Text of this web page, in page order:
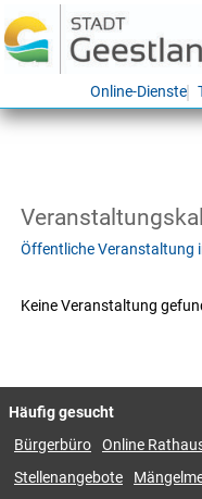
Online-Dienste
Öffentliche Veranstaltung
Keine Veranstaltung
Häufig gesucht
Bürgerbüro Online
Stellenangebote